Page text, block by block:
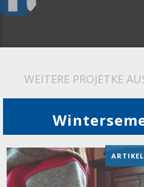
WEITERE PROJETKE
ARTIKEL